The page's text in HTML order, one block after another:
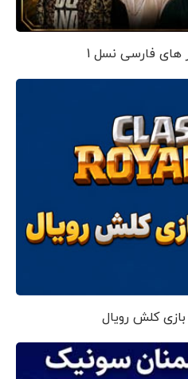
های فارسی نسل 1
بازی کلش رویال